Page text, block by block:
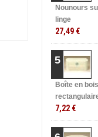
Nounours
linge
27,49 €
5
Boîte en bois
7,22 €